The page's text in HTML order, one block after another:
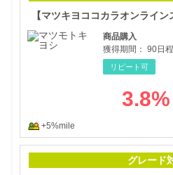
商品購入
獲得期間： 90日
リピート可
3.8%
+5%mile
グレード